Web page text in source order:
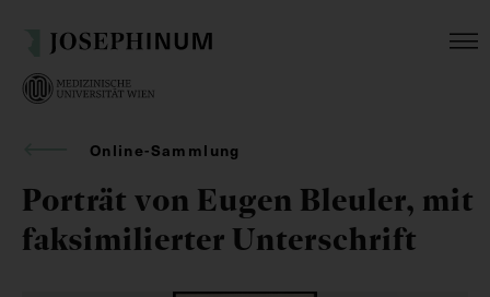
Online-Sammlung
Porträt von Eugen Bleuler, mit
faksimilierter Unterschrift